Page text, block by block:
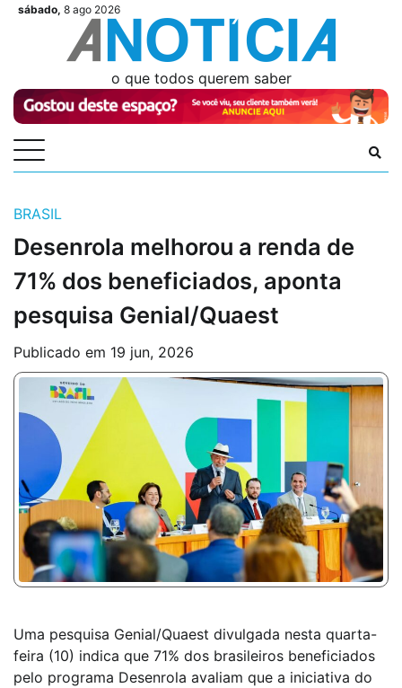
Skipsábado, 8 ago 2026
Videos
Videos
Podcasts
Podcasts
Author
Author
LoginLogin
o que todos querem saber
BRASIL
Desenrola melhorou a renda de
71% dos beneficiados, aponta
pesquisa Genial/Quaest
Publicado em 19 jun, 2026
Uma pesquisa Genial/Quaest divulgada nesta quarta-
feira (10) indica que 71% dos brasileiros beneficiados
pelo programa Desenrola avaliam que a iniciativa do